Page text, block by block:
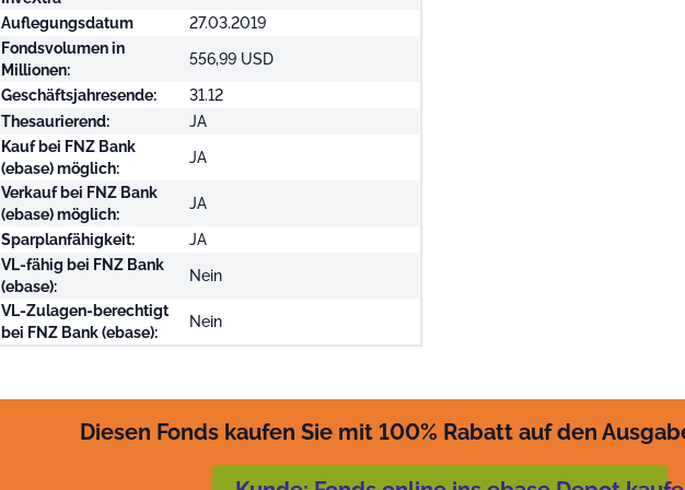
Auflegungsdatum
27.03.2019
Fondsvolumen in
Millionen:
556,99 USD
Geschäftsjahresende:
31.12
Thesaurierend:
JA
Kauf bei FNZ Bank
(ebase) möglich:
JA
Verkauf bei FNZ Bank
(ebase) möglich:
JA
Sparplanfähigkeit:
JA
VL-fähig bei FNZ Bank
(ebase):
Nein
VL-Zulagen-berechtigt
bei FNZ Bank (ebase):
Nein
Diesen Fonds kaufen Sie mit 100% Rabatt auf den